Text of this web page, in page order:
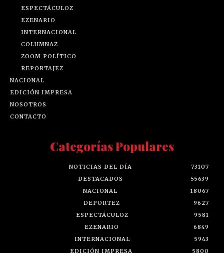
ESPECTÁCULOZ
EZENARIO
INTERNACIONAL
COLUMNAZ
ZOOM POLÍTICO
REPORTAJEZ
NACIONAL
EDICIÓN IMPRESA
NOSOTROS
CONTACTO
Categorías Populares
NOTICIAS DEL DÍA
73107
DESTACADOS
55639
NACIONAL
18067
DEPORTEZ
9627
ESPECTÁCULOZ
9581
EZENARIO
6849
INTERNACIONAL
5943
EDICIÓN IMPRESA
5800